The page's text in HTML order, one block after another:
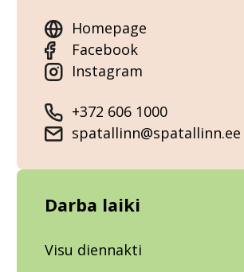
Homepage
Facebook
Instagram
+372 606 1000
spatallinn@spatallinn.ee
Darba laiki
Visu diennakti